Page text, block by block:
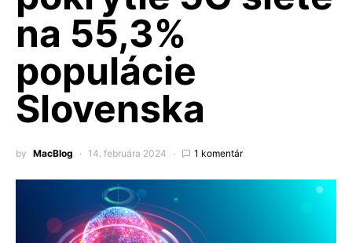
na 55,3%
populácie
Slovenska
by MacBlog 14. februára 2024 1 komentár